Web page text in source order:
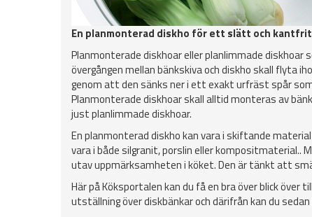
En planmonterad diskho för ett slätt och
Planmonterade diskhoar eller planlimmade
övergången mellan bänkskiva och diskho skall flyta
genom att den sänks ner i ett exakt urfräst spår
Planmonterade diskhoar skall alltid monteras av
just planlimmade diskhoar.
En planmonterad diskho kan vara i skiftande
vara i både silgranit, porslin eller kompositmaterial..
utav uppmärksamheten i köket. Den är tänkt att
Här på Köksportalen kan du få en bra över blick över
utställning över diskbänkar och därifrån kan du